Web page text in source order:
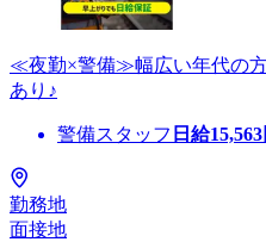
≪夜勤×警備≫幅広い年代の
あり♪
警備スタッフ 日給15,563
勤務地
面接地